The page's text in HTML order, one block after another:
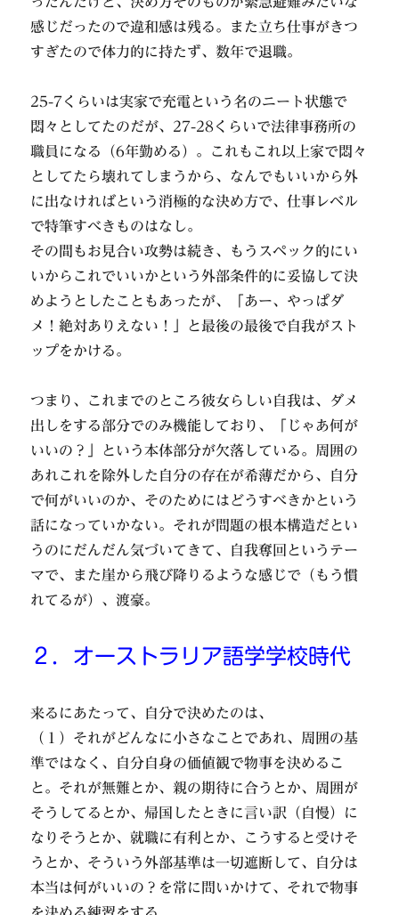
感じだったので違和感は残る。また立ち仕事がきつ
すぎたので体力的に持たず、数年で退職。
25-7くらいは実家で充電という名のニート状態で
悶々としてたのだが、27-28くらいで法律事務所の
職員になる（6年勤める）。これもこれ以上家で悶々
としてたら壊れてしまうから、なんでもいいから外
に出なければという消極的な決め方で、仕事レベル
で特筆すべきものはなし。
その間もお見合い攻勢は続き、もうスペック的にい
いからこれでいいかという外部条件的に妥協して決
めようとしたこともあったが、「あー、やっぱダ
メ！絶対ありえない！」と最後の最後で自我がスト
ップをかける。
つまり、これまでのところ彼女らしい自我は、ダメ
出しをする部分でのみ機能しており、「じゃあ何が
いいの？」という本体部分が欠落している。周囲の
あれこれを除外した自分の存在が希薄だから、自分
で何がいいのか、そのためにはどうすべきかという
話になっていかない。それが問題の根本構造だとい
うのにだんだん気づいてきて、自我奪回というテー
マで、また崖から飛び降りるような感じで（もう慣
れてるが）、渡豪。
２．オーストラリア語学学校時代
来るにあたって、自分で決めたのは、
（１）それがどんなに小さなことであれ、周囲の基
準ではなく、自分自身の価値観で物事を決めるこ
と。それが無難とか、親の期待に合うとか、周囲が
そうしてるとか、帰国したときに言い訳（自慢）に
なりそうとか、就職に有利とか、こうすると受けそ
うとか、そういう外部基準は一切遮断して、自分は
本当は何がいいの？を常に問いかけて、それで物事
を決める練習をする